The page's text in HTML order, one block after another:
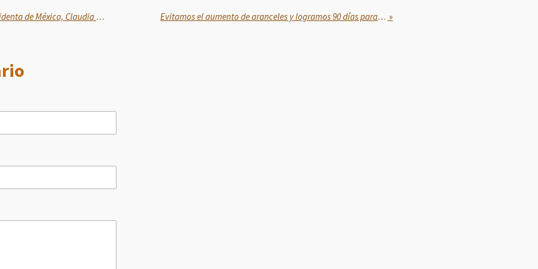
Felicita Clara Brugada a la Presidenta de México, Claudia Sheinbaum Pardo, por acuerdo alcanzado con Gobierno de EU Evitamos el aumento de aranceles y logramos 90 días para construir un acuerdo de largo plazo: Presidenta Claudia Sheinbaum »